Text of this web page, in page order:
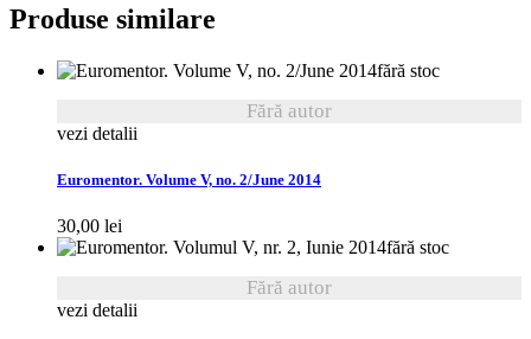
Produse similare
fără stoc
Fără autor
vezi detalii
Euromentor. Volume V, no. 2/June 2014
30,00 lei
fără stoc
Fără autor
vezi detalii